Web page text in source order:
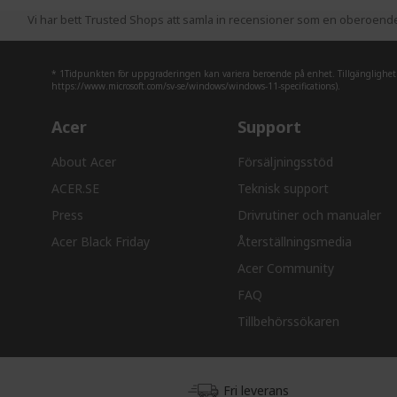
Vi har bett Trusted Shops att samla in recensioner som en
* 1Tidpunkten för uppgraderingen kan variera beroende på enhet.
https://www.microsoft.com/sv-se/windows/windows-11-specifications).
Acer
About Acer
ACER.SE
Press
Acer Black Friday
Support
Försäljningsstöd
Teknisk support
Drivrutiner och manualer
Återställningsmedia
Acer Community
FAQ
Tillbehörssökaren
Fri leverans